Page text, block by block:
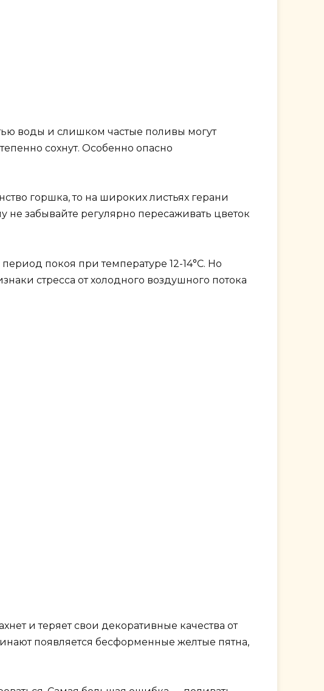
воды и слишком частые поливы могут
сохнут. Особенно опасно
горшка, то на широких листьях герани
не забывайте регулярно пересаживать цветок
покоя при температуре 12-14°C. Но
стресса от холодного воздушного потока
и теряет свои декоративные качества от
появляется бесформенные желтые пятна,